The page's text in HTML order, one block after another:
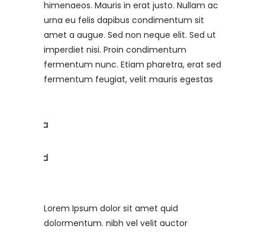
himenaeos. Mauris in erat justo. Nullam ac
urna eu felis dapibus condimentum sit
amet a augue. Sed non neque elit. Sed ut
imperdiet nisi. Proin condimentum
fermentum nunc. Etiam pharetra, erat sed
fermentum feugiat, velit mauris egestas
Lorem Ipsum dolor sit amet quid
dolormentum. nibh vel velit auctor